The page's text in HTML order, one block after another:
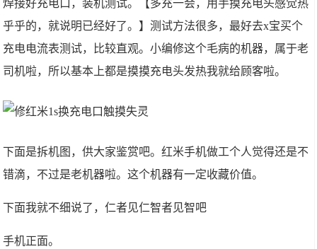
焊接好充电口，装机测试。【多充一会，用手摸充电头感觉热
乎乎的，就说明已经好了。】测试方法很多，最好去x宝买个
充电电流表测试，比较直观。小编修这个毛病的机器，属于老
司机啦，所以基本上都是摸摸充电头发热我就给顾客啦。
下面是拆机图，供大家鉴赏吧。红米手机做工个人觉得还是不
错滴，不过是老机器啦。这个机器有一定收藏价值。
下面我就不细说了，仁者见仁智者见智吧
手机正面。